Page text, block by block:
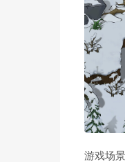
游戏场